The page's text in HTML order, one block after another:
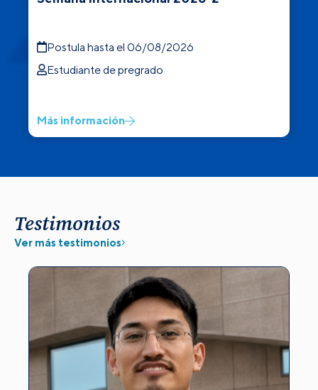
Postula hasta el 06/08/2026
Estudiante de pregrado
Más información
Testimonios
Ver más testimonios